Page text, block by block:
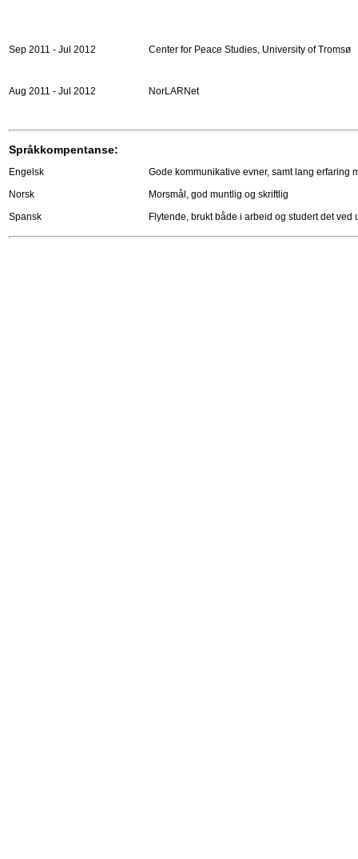
Sep 2011 - Jul 2012 Center for Peace Studies, University of Tromsø
Aug 2011 - Jul 2012 NorLARNet
Språkkompentanse:
Engelsk
Gode kommunikative evner, samt lang erfaring
Norsk
Morsmål, god muntlig og skriftlig
Spansk
Flytende, brukt både i arbeid og studert det ved